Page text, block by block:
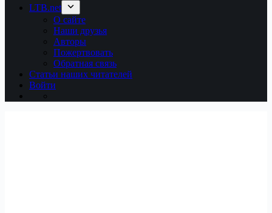
LTB.net
О сайте
Наши друзья
Авторы
Пожертвовать
Обратная связь
Статьи наших читателей
Войти